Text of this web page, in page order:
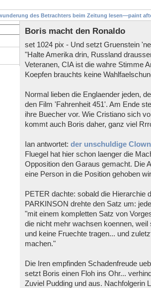
des Betrachters beim Zeitung lesen—paint
Boris macht den Ronaldo
set 1024 pix - Und setzt Gruenstein
"Halte Amerika drin, Russland
Veteranen, CIA ist die wahre Stimme
Koepfen brauchts keine
Normal lieben die Englaender jeden,
den Film 'Fahrenheit 451'. Am Ende
ihre Buecher vor. Wie Cristiano sich
kommt auch Boris daher, ganz viel
Ian antwortet: der unschuldige Clown
Fluegel hat hier schon laenger die
Opposition den Garaus gemacht. Die
eine Person in die Position gehoben
PETER dachte: sobald die Hierarchie
PARKINSON drehte den Satz um:
"mit einem kompletten Satz von
die nicht mehr wachsen koennen,
und keine Fruechte tragen... und
machen."
Die Iren empfinden Schadenfreude
setzt Boris einen Floh ins Ohr...
Zuviel Pudding und aus. Nachfolgerin